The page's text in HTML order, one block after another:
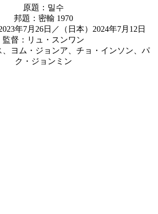
原題：밀수
邦題：密輸 1970
年7月26日／（日本）2024年7月12日
監督：リュ・スンワン
、ヨム・ジョンア、チョ・インソン、パ
ク・ジョンミン